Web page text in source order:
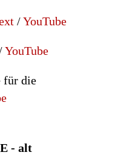
/YouTube
YouTube
für die
- alt